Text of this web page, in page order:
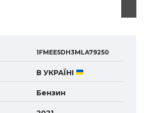
1FMEE5DH3MLA79250
В УКРАЇНІ
Бензин